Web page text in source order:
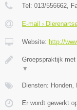
Tel: 013/556662,
E-mail ›
Website: http://
Groepspraktijk
▼
Diensten:
Er wordt gewerkt